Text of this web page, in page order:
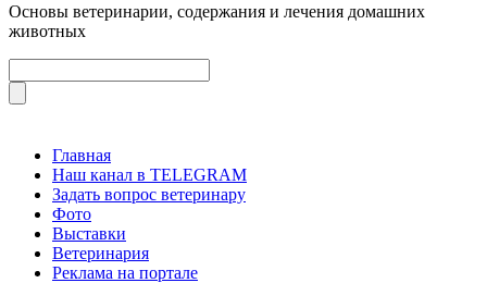
Основы ветеринарии, содержания и лечения домашних
животных
Главная
Наш канал в TELEGRAM
Задать вопрос ветеринару
Фото
Выставки
Ветеринария
Реклама на портале